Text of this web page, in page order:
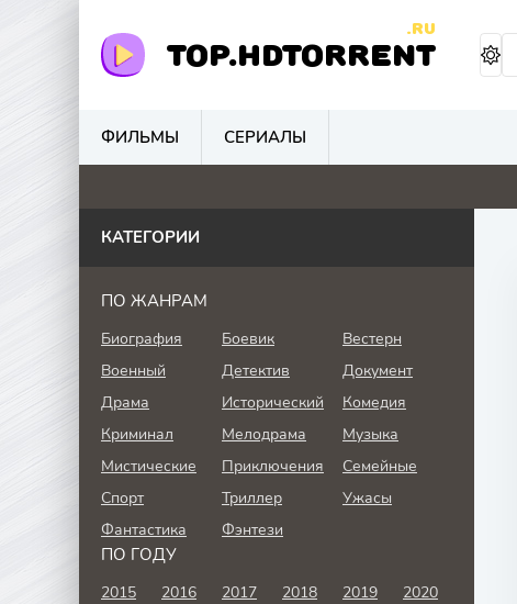
TOP.HDTORRENT
.RU
ФИЛЬМЫ СЕРИАЛЫ
0 4.8 0 0
КАТЕГОРИИ
ПО ЖАНРАМ
Биография Боевик
Вестерн
Военный
Детектив
Документ
Драма
Исторический
Комедия
Криминал
Мелодрама
Музыка
Мистические
Приключения
Семейные
Спорт
Триллер
Ужасы
Фантастика
Фэнтези
ПО ГОДУ
2015 2016 2017 2018 2019
2020